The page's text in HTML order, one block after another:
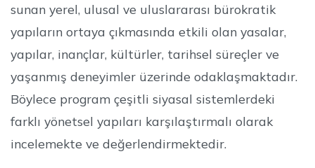
sunan yerel, ulusal ve uluslararası bürokratik
yapıların ortaya çıkmasında etkili olan yasalar,
yapılar, inançlar, kültürler, tarihsel süreçler ve
yaşanmış deneyimler üzerinde odaklaşmaktadır.
Böylece program çeşitli siyasal sistemlerdeki
farklı yönetsel yapıları karşılaştırmalı olarak
incelemekte ve değerlendirmektedir.